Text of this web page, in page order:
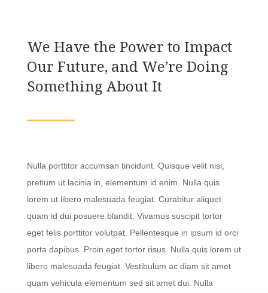
We Have the Power to Impact
Our Future, and We’re Doing
Something About It
Nulla porttitor accumsan tincidunt. Quisque velit nisi,
pretium ut lacinia in, elementum id enim. Nulla quis
lorem ut libero malesuada feugiat. Curabitur aliquet
quam id dui posuere blandit. Vivamus suscipit tortor
eget felis porttitor volutpat. Pellentesque in ipsum id orci
porta dapibus. Proin eget tortor risus. Nulla quis lorem ut
libero malesuada feugiat. Vestibulum ac diam sit amet
quam vehicula elementum sed sit amet dui. Nulla